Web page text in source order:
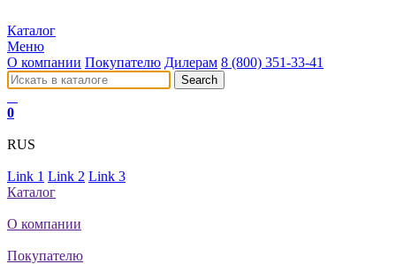
Каталог
Меню
О компании Покупателю Дилерам 8 (800) 351-33-41
0
RUS
Link 1 Link 2 Link 3
Каталог
О компании
Покупателю